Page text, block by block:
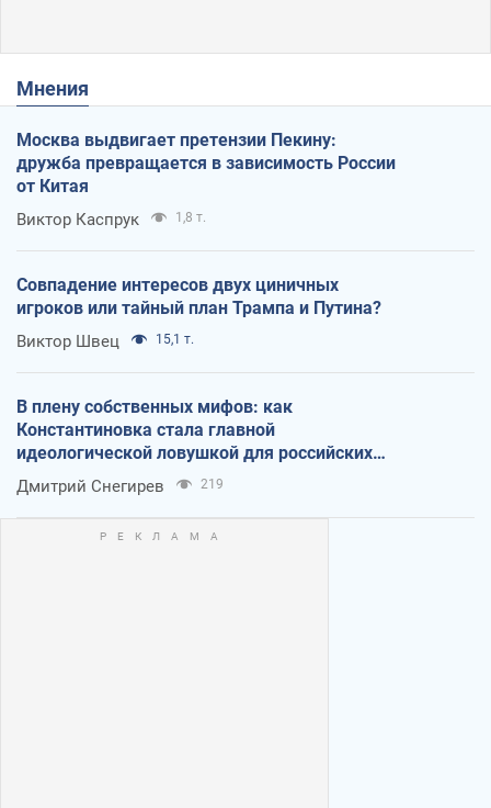
Мнения
Москва выдвигает претензии Пекину:
дружба превращается в зависимость России
от Китая
Виктор Каспрук 1,8 т.
Совпадение интересов двух циничных
игроков или тайный план Трампа и Путина?
Виктор Швец 15,1 т.
В плену собственных мифов: как
Константиновка стала главной
идеологической ловушкой для российских
оккупантов
Дмитрий Снегирев 219